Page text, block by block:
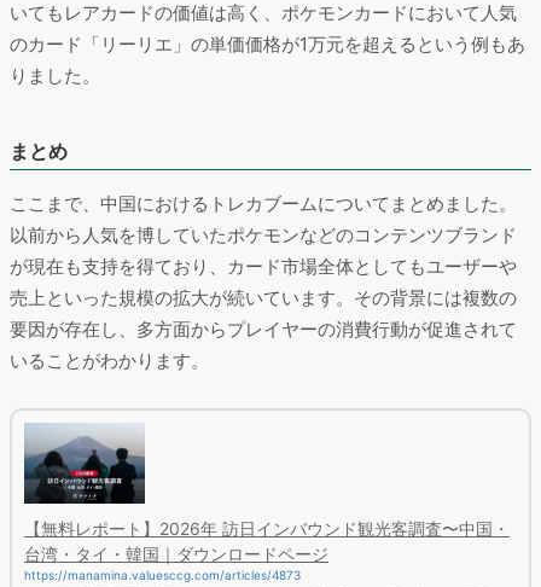
いてもレアカードの価値は高く、ポケモンカードにおいて人気
のカード「リーリエ」の単価価格が1万元を超えるという例もあ
りました。
まとめ
ここまで、中国におけるトレカブームについてまとめました。
以前から人気を博していたポケモンなどのコンテンツブランド
が現在も支持を得ており、カード市場全体としてもユーザーや
売上といった規模の拡大が続いています。その背景には複数の
要因が存在し、多方面からプレイヤーの消費行動が促進されて
いることがわかります。
【無料レポート】2026年 訪日インバウンド観光客調査〜中国・
台湾・タイ・韓国｜ダウンロードページ
https://manamina.valuesccg.com/articles/4873